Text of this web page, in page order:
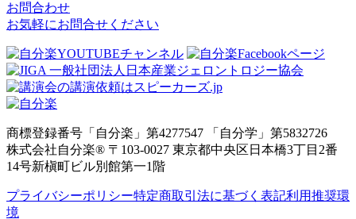
お問合わせ
お気軽にお問合せください
商標登録番号「自分楽」第4277547 「自分学」第5832726
株式会社自分楽® 〒103-0027 東京都中央区日本橋3丁目2番
14号新槇町ビル別館第一1階
プライバシーポリシー特定商取引法に基づく表記利用推奨環
境